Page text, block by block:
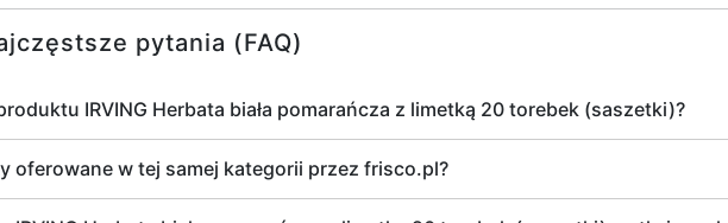
pytania (FAQ)
IRVING Herbata biała pomarańcza z limetką 20 torebek (saszetki)?
oferowane w tej samej kategorii przez frisco.pl?